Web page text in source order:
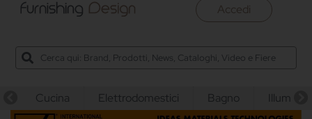
Accedi
Cucina Elettrodomestici Bagno